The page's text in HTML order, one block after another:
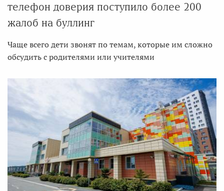
телефон доверия поступило более 200
жалоб на буллинг
Чаще всего дети звонят по темам, которые им сложно
обсудить с родителями или учителями